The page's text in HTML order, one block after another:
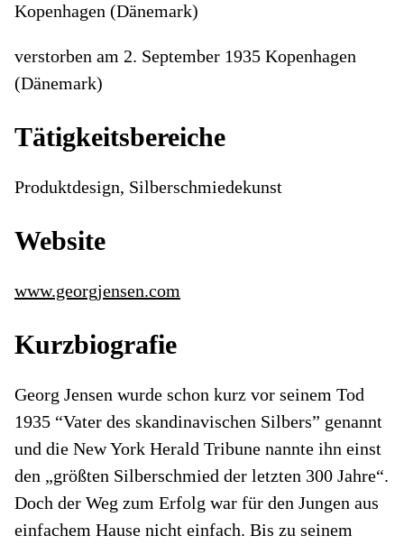
Kopenhagen (Dänemark)
verstorben am 2. September 1935 Kopenhagen
(Dänemark)
Tätigkeitsbereiche
Produktdesign, Silberschmiedekunst
Website
www.georgjensen.com
Kurzbiografie
Georg Jensen wurde schon kurz vor seinem Tod
1935 “Vater des skandinavischen Silbers” genannt
und die New York Herald Tribune nannte ihn einst
den „größten Silberschmied der letzten 300 Jahre“.
Doch der Weg zum Erfolg war für den Jungen aus
einfachem Hause nicht einfach. Bis zu seinem